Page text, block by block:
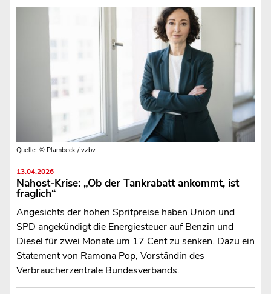
Quelle: © Plambeck / vzbv
13.04.2026
Nahost-Krise: „Ob der Tankrabatt ankommt, ist
fraglich“
Angesichts der hohen Spritpreise haben Union und
SPD angekündigt die Energiesteuer auf Benzin und
Diesel für zwei Monate um 17 Cent zu senken. Dazu ein
Statement von Ramona Pop, Vorständin des
Verbraucherzentrale Bundesverbands.